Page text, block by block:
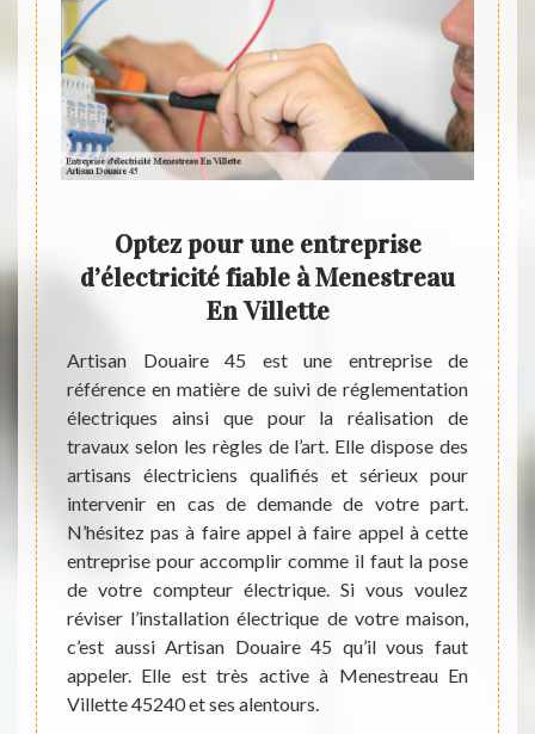
en
très
des
de
des
Il
pour
Optez pour une entreprise
d’électricité fiable à Menestreau
En Villette
Artisan Douaire 45 est une entreprise de
référence en matière de suivi de réglementation
électriques ainsi que pour la réalisation de
travaux selon les règles de l’art. Elle dispose des
artisans électriciens qualifiés et sérieux pour
intervenir en cas de demande de votre part.
N’hésitez pas à faire appel à faire appel à cette
entreprise pour accomplir comme il faut la pose
de votre compteur électrique. Si vous voulez
réviser l’installation électrique de votre maison,
c’est aussi Artisan Douaire 45 qu’il vous faut
appeler. Elle est très active à Menestreau En
Villette 45240 et ses alentours.
de
Des
qui
de